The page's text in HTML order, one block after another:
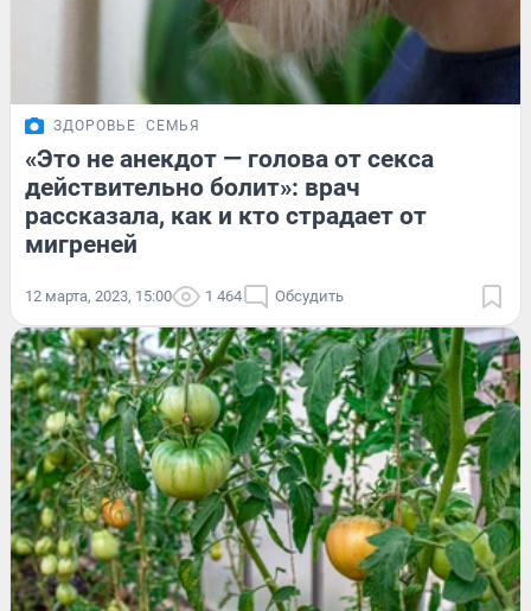
ЗДОРОВЬЕ СЕМЬЯ
«Это не анекдот — голова от секса
действительно болит»: врач
рассказала, как и кто страдает от
мигреней
12 марта, 2023, 15:00 1 464 Обсудить